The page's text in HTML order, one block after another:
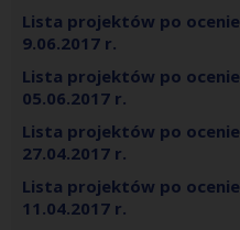
Lista projektów po
9.06.2017 r.
Lista projektów po
05.06.2017 r.
Lista projektów po
27.04.2017 r.
Lista projektów po
11.04.2017 r.